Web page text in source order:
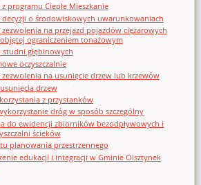
programu Ciepłe Mieszkanie
o środowiskowych uwarunkowaniach
na przejazd pojazdów ciężarowych
ograniczeniem tonażowym
głębinowych
oczyszczalnie
na usunięcie drzew lub krzewów
drzew
z przystanków
dróg w sposób szczególny
do ewidencji zbiorników bezodpływowych i
ścieków
planowania przestrzennego
edukacji i integracji w Gminie Olsztynek